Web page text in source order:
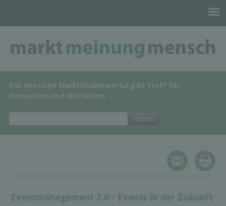
Das deutsche Marktstudienportal gibt Stoff für
Innovation und Wachstum.
Eventmanagement 3.0 - Events in der Zukunft